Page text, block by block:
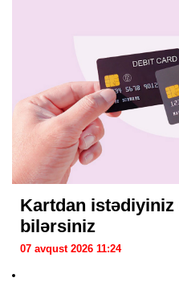
Kartdan
bilərsiniz
07 avqust 2026 11:24